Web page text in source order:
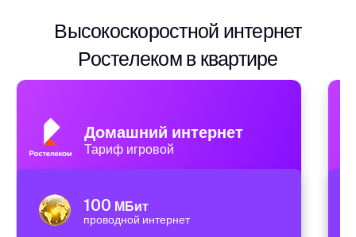
Высокоскоростной интернет
Ростелеком в квартире
Домашний интернет
Тариф игровой
100 МБит
проводной интернет